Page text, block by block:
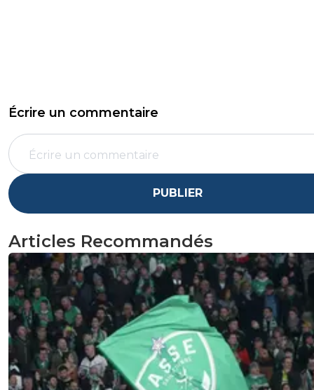
Écrire un commentaire
PUBLIER
Articles Recommandés